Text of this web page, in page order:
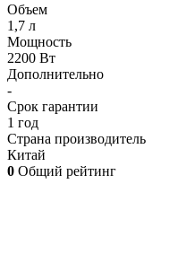
Объем
1,7 л
Мощность
2200 Вт
Дополнительно
-
Срок гарантии
1 год
Страна производитель
Китай
0 Общий рейтинг